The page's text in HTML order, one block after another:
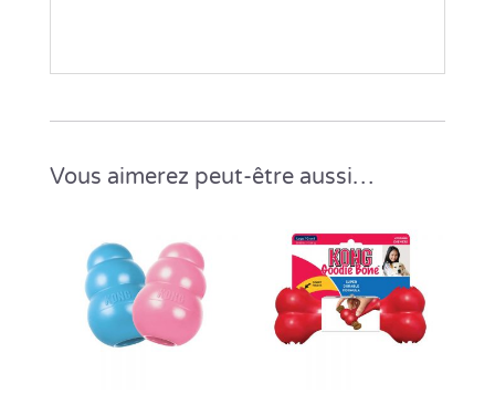
Vous aimerez peut-être aussi…